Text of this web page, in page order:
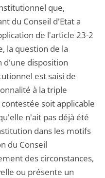
que,
du Conseil d'Etat a
de l'article 23-2
la question de la
d'une disposition
est saisi de
à la triple
soit applicable
n'ait pas déjà été
dans les motifs
du Conseil
des circonstances,
ou présente un